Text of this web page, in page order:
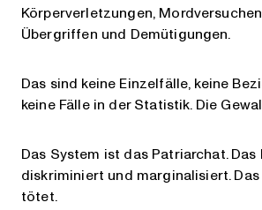
Körperverletzungen,
Übergriffen und Demütigungen.
Das sind keine Einzelfälle, keine
keine Fälle in der Statistik. Die
Das System ist das Patriarchat. Das
diskriminiert und marginalisiert.
tötet.